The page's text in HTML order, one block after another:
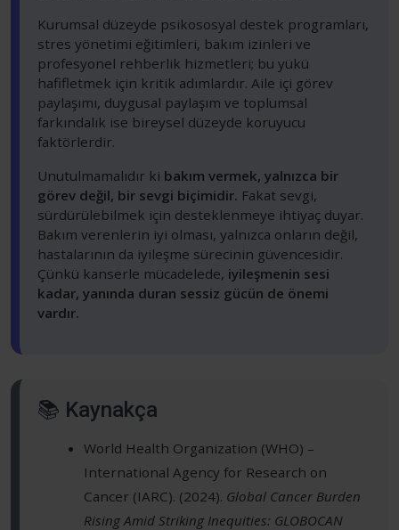
Kurumsal düzeyde psikososyal destek programları,
stres yönetimi eğitimleri, bakım izinleri ve
profesyonel rehberlik hizmetleri; bu yükü
hafifletmek için kritik adımlardır. Aile içi görev
paylaşımı, duygusal paylaşım ve toplumsal
farkındalık ise bireysel düzeyde koruyucu
faktörlerdir.
Unutulmamalıdır ki bakım vermek, yalnızca bir
görev değil, bir sevgi biçimidir. Fakat sevgi,
sürdürülebilmek için desteklenmeye ihtiyaç duyar.
Bakım verenlerin iyi olması, yalnızca onların değil,
hastalarının da iyileşme sürecinin güvencesidir.
Çünkü kanserle mücadelede, iyileşmenin sesi
kadar, yanında duran sessiz gücün de önemi
vardır.
📚 Kaynakça
World Health Organization (WHO) –
International Agency for Research on
Cancer (IARC). (2024). Global Cancer Burden
Rising Amid Striking Inequities: GLOBOCAN